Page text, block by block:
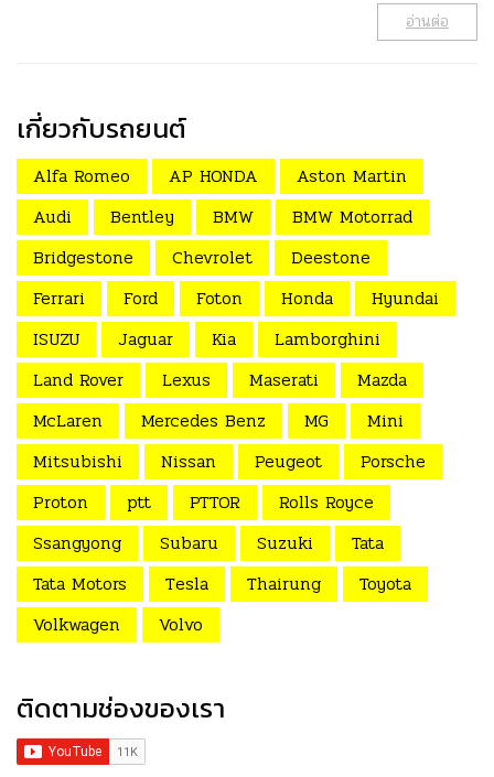
อ่านต่อ
เกี่ยวกับรถยนต์
Alfa Romeo AP HONDA
Aston Martin
Audi
Bentley BMW
BMW Motorrad
Bridgestone
Chevrolet
Deestone
Ferrari
Ford Foton Honda
Hyundai
ISUZU
Jaguar Kia
Lamborghini
Land Rover
Lexus Maserati
Mazda
McLaren
Mercedes Benz MG
Mini
Mitsubishi
Nissan Peugeot
Porsche
Proton
ptt PTTOR
Rolls Royce
Ssangyong
Subaru Suzuki
Tata
Tata Motors
Tesla Thairung
Toyota
Volkwagen
Volvo
ติดตามช่องของเรา